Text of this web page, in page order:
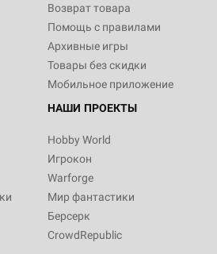
Возврат товара
Помощь с правилами
Архивные игры
Товары без скидки
Мобильное приложение
НАШИ ПРОЕКТЫ
Hobby World
Игрокон
Warforge
Мир фантастики
Берсерк
CrowdRepublic